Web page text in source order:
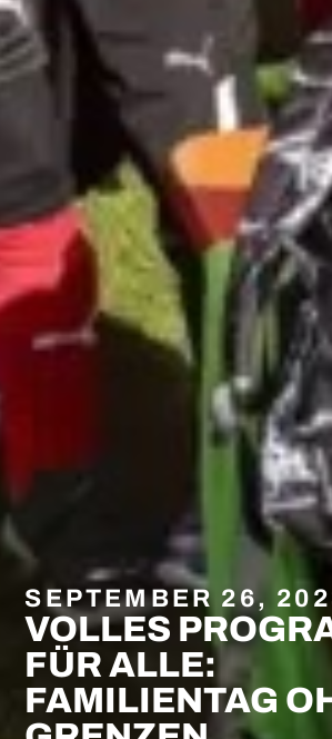
SEPTEMBER 26,
VOLLES
FÜR ALLE:
FAMILIENTAG